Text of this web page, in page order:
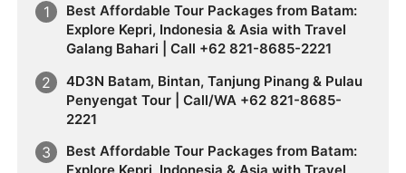
Best Affordable Tour Packages from Batam:
Explore Kepri, Indonesia & Asia with Travel
Galang Bahari | Call +62 821-8685-2221
4D3N Batam, Bintan, Tanjung Pinang & Pulau
Penyengat Tour | Call/WA +62 821-8685-
2221
Best Affordable Tour Packages from Batam: